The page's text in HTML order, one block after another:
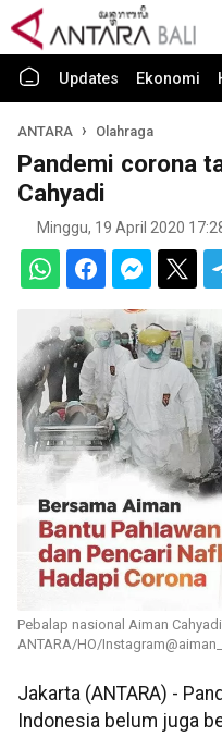
Updates Ekonomi
ANTARA Olahraga
Pandemi corona
Cahyadi
Minggu, 19 April 2020
Pebalap nasional Aiman
ANTARA/HO/
Jakarta (ANTARA) -
Indonesia belum juga